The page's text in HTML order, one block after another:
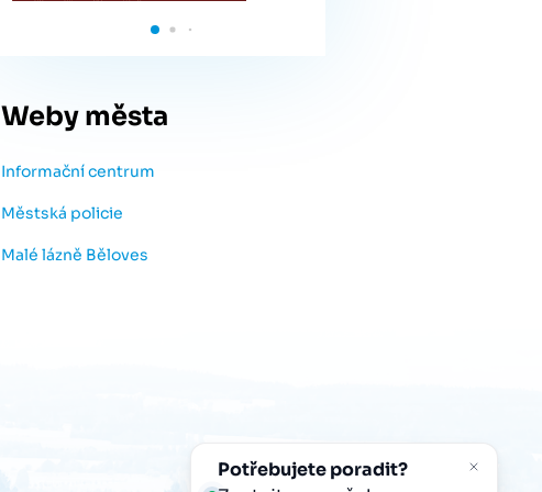
Weby města
Informační centrum
Městská policie
Malé lázně Běloves
Potřebujete poradit?